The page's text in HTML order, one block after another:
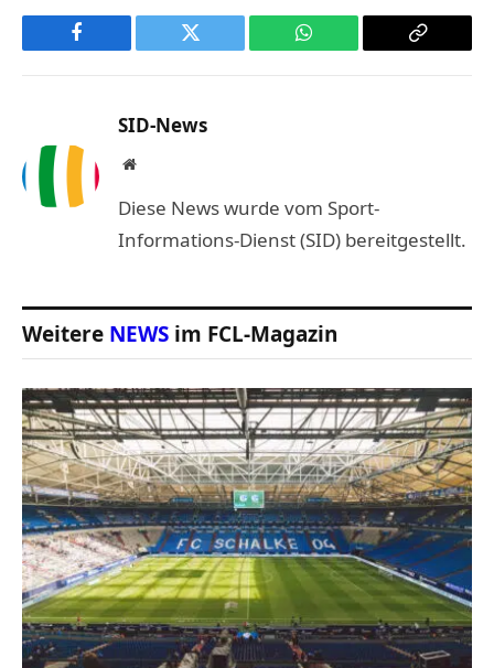
Facebook Twitter WhatsApp
Copy
SID-News
Website
Diese News wurde vom Sport-
Informations-Dienst (SID) bereitgestellt.
Weitere NEWS im FCL-Magazin